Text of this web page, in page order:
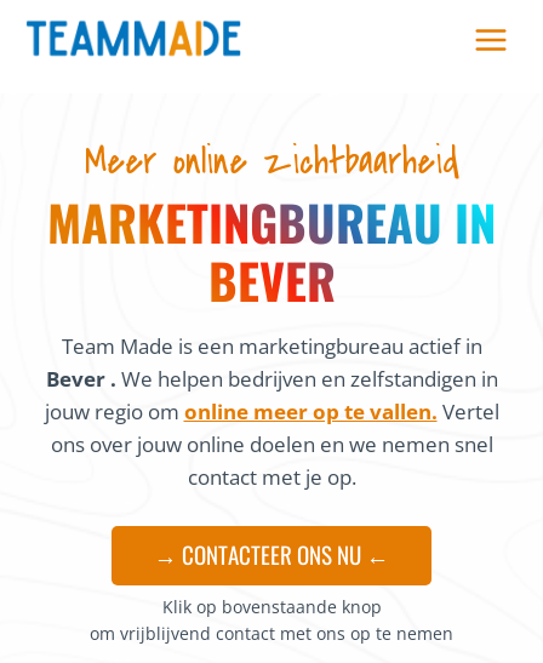
Skip
Meer online zichtbaarheid
MARKETINGBUREAU IN
BEVER
Team Made is een marketingbureau actief in
Bever . We helpen bedrijven en zelfstandigen in
jouw regio om online meer op te vallen. Vertel
ons over jouw online doelen en we nemen snel
contact met je op.
→ CONTACTEER ONS NU ←
Klik op bovenstaande knop
om vrijblijvend contact met ons op te nemen